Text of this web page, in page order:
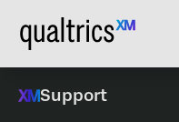
Support